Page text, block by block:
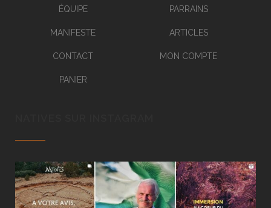
ÉQUIPE PARRAINS
MANIFESTE ARTICLES
CONTACT MON COMPTE
PANIER